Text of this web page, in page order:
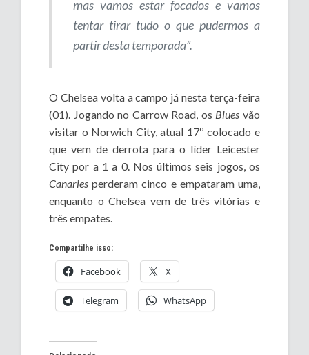
mas vamos estar focados e vamos
tentar tirar tudo o que pudermos a
partir desta temporada”.
O Chelsea volta a campo já nesta terça-feira
(01). Jogando no Carrow Road, os Blues vão
visitar o Norwich City, atual 17º colocado e
que vem de derrota para o líder Leicester
City por a 1 a 0. Nos últimos seis jogos, os
Canaries perderam cinco e empataram uma,
enquanto o Chelsea vem de três vitórias e
três empates.
Compartilhe isso:
Facebook X
Telegram WhatsApp